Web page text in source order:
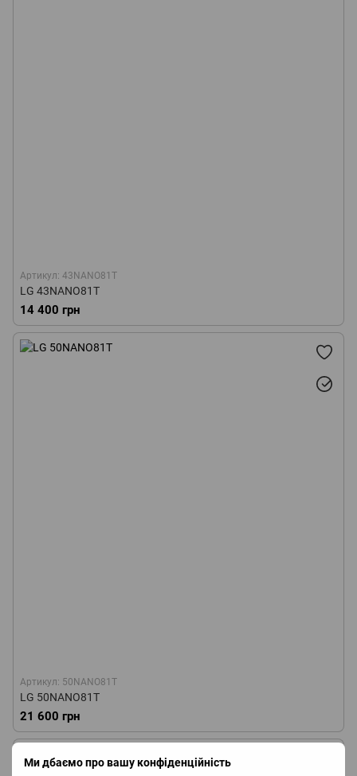
Ми дбаємо про вашу конфіденційність
Артикул: 43NANO81T
LG 43NANO81T
14 400 грн
Артикул: 50NANO81T
LG 50NANO81T
21 600 грн